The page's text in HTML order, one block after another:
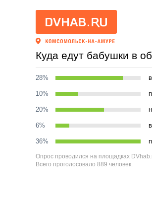
Куда едут бабушки в
28%
10%
20%
6%
36%
Опрос проводился на площадках
Всего проголосовало 889 человек.